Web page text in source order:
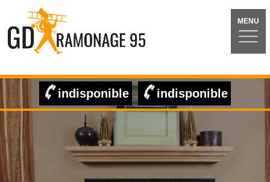
MENU
indisponible indisponible